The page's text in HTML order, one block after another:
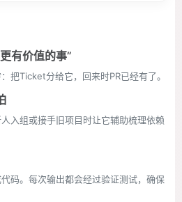
有价值的事”
把Ticket分给它，回来时PR已经有了。
入组或接手旧项目时让它辅助梳理依赖
码。每次输出都会经过验证测试，确保